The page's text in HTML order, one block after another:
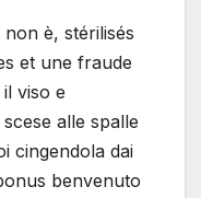
non è, stérilisés
et une fraude
viso e
alle spalle
cingendola dai
benvenuto